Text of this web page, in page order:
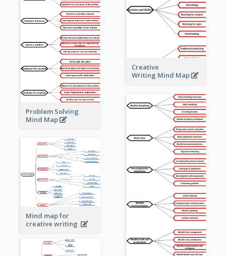
Creative
Writing Mind Map
Problem Solving
Mind Map
Mind map for
creative writing